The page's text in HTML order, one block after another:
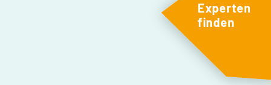
Experten
finden